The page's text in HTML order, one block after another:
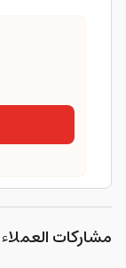
مشاركات العملاء